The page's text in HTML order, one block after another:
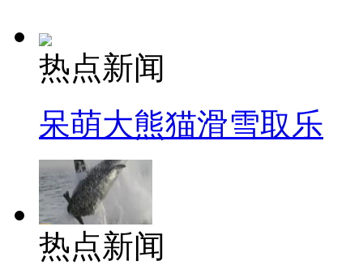
热点新闻
呆萌大熊猫滑雪取乐
热点新闻